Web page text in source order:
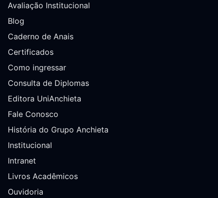
Avaliação Institucional
Blog
Caderno de Anais
Certificados
Como ingressar
Consulta de Diplomas
Editora UniAnchieta
Fale Conosco
História do Grupo Anchieta
Institucional
Intranet
Livros Acadêmicos
Ouvidoria